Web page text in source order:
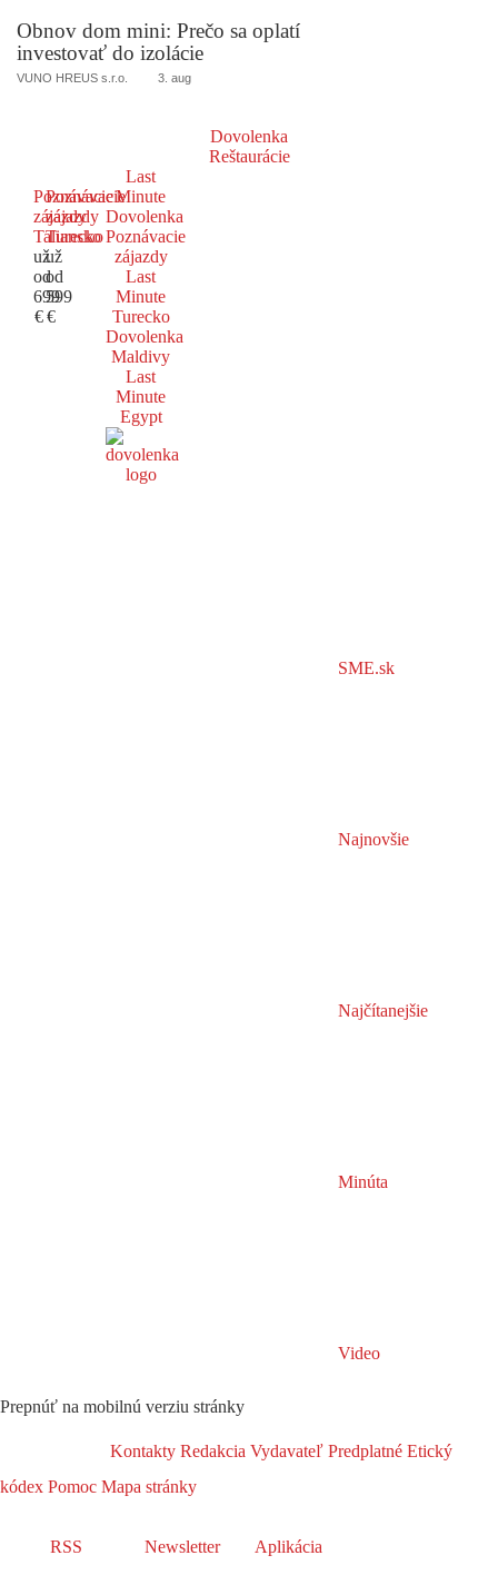
Obnov dom mini: Prečo sa oplatí
investovať do izolácie
VUNO HREUS s.r.o. 3. aug
Dovolenka
Reštaurácie
Poznávacie
zájazdy
Taliansko
už
od
699
€
Poznávacie
zájazdy
Turecko
už
od
599
€
Last
Minute
Dovolenka
Poznávacie
zájazdy
Last
Minute
Turecko
Dovolenka
Maldivy
Last
Minute
Egypt
SME.sk
Najnovšie
Najčítanejšie
Minúta
Video
Prepnúť na mobilnú verziu stránky
Kontakty Redakcia Vydavateľ Predplatné Etický
kódex Pomoc Mapa stránky
RSS Newsletter Aplikácia